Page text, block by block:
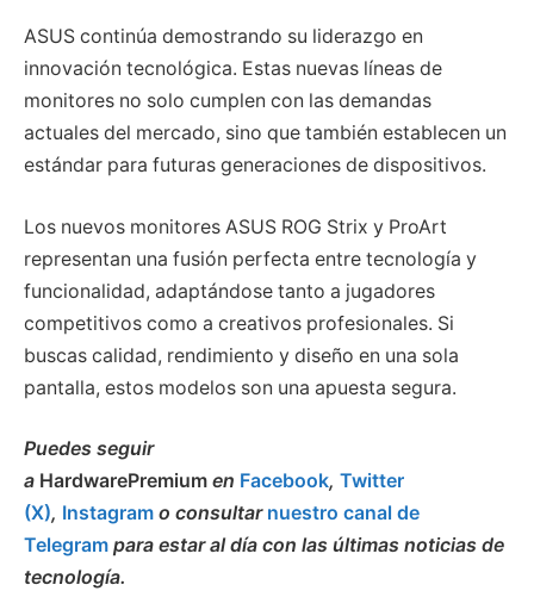
ASUS continúa demostrando su liderazgo en
innovación tecnológica. Estas nuevas líneas de
monitores no solo cumplen con las demandas
actuales del mercado, sino que también establecen un
estándar para futuras generaciones de dispositivos.
Los nuevos monitores ASUS ROG Strix y ProArt
representan una fusión perfecta entre tecnología y
funcionalidad, adaptándose tanto a jugadores
competitivos como a creativos profesionales. Si
buscas calidad, rendimiento y diseño en una sola
pantalla, estos modelos son una apuesta segura.
Puedes seguir
a HardwarePremium en Facebook, Twitter
(X), Instagram o consultar nuestro canal de
Telegram para estar al día con las últimas noticias de
tecnología.